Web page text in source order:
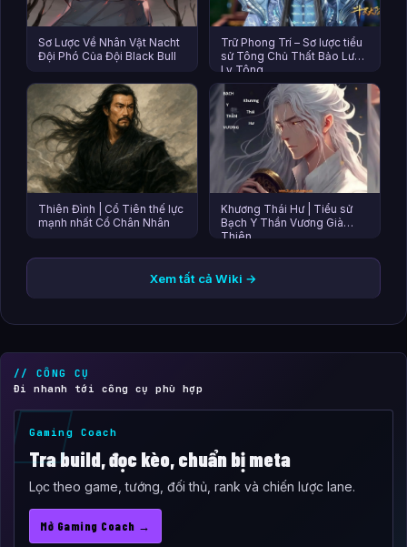
Sơ Lược Về Nhân Vật Nacht
Đội Phó Của Đội Black Bull
Trữ Phong Trí – Sơ lược tiểu
sử Tông Chủ Thất Bảo Lưu
Ly Tông
Thiên Đình | Cổ Tiên thế lực
mạnh nhất Cổ Chân Nhân
Khương Thái Hư | Tiểu sử
Bạch Y Thần Vương Già
Thiên
Xem tất cả Wiki →
// CÔNG CỤ
Đi nhanh tới công cụ phù hợp
Gaming Coach
Tra build, đọc kèo, chuẩn bị meta
Lọc theo game, tướng, đối thủ, rank và chiến lược lane.
Mở Gaming Coach →